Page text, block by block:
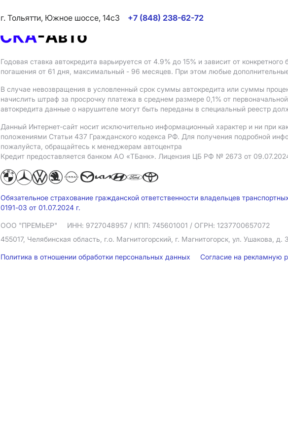
г. Тольятти, Южное шоссе, 14с3
+7 (848) 238-62-72
Годовая ставка автокредита варьируется от 4.9% до 15% и зависит от
погашения от 61 дня, максимальный - 96 месяцев. При этом любые
В случае невозвращения в условленный срок суммы автокредита или суммы
начислить штраф за просрочку платежа в среднем размере 0,1% от
автокредита данные о нарушителе могут быть переданы в специальный реестр
Данный Интернет-сайт носит исключительно информационный характер и ни при
положениями Статьи 437 Гражданского кодекса РФ. Для получения подробной
пожалуйста, обращайтесь к менеджерам автоцентра
Кредит предоставляется банком АO «ТБанк». Лицензия ЦБ РФ № 2673 от
Обязательное страхование гражданской ответственности владельцев
0191-03 от 01.07.2024 г.
ООО "ПРЕМЬЕР" ИНН: 9727048957 / КПП: 745601001 / ОГРН: 1237700657072
455017, Челябинская область, г.о. Магнитогорский, г. Магнитогорск, ул. Ушакова, д.
Политика в отношении обработки персональных данных Согласие на рекламную